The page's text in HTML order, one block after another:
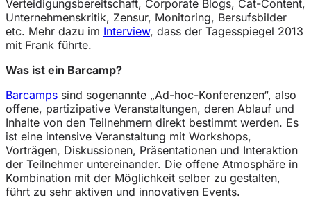
Verteidigungsbereitschaft, Corporate Blogs, Cat-Content,
Unternehmenskritik, Zensur, Monitoring, Bersufsbilder
etc. Mehr dazu im Interview, dass der Tagesspiegel 2013
mit Frank führte.
Was ist ein Barcamp?
Barcamps sind sogenannte „Ad-hoc-Konferenzen“, also
offene, partizipative Veranstaltungen, deren Ablauf und
Inhalte von den Teilnehmern direkt bestimmt werden. Es
ist eine intensive Veranstaltung mit Workshops,
Vorträgen, Diskussionen, Präsentationen und Interaktion
der Teilnehmer untereinander. Die offene Atmosphäre in
Kombination mit der Möglichkeit selber zu gestalten,
führt zu sehr aktiven und innovativen Events.